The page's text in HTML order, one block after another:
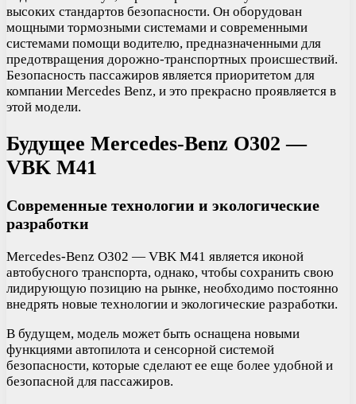
высоких стандартов безопасности. Он оборудован
мощными тормозными системами и современными
системами помощи водителю, предназначенными для
предотвращения дорожно-транспортных происшествий.
Безопасность пассажиров является приоритетом для
компании Mercedes Benz, и это прекрасно проявляется в
этой модели.
Будущее Mercedes-Benz O302 —
VBK M41
Современные технологии и экологические
разработки
Mercedes-Benz O302 — VBK M41 является иконой
автобусного транспорта, однако, чтобы сохранить свою
лидирующую позицию на рынке, необходимо постоянно
внедрять новые технологии и экологические разработки.
В будущем, модель может быть оснащена новыми
функциями автопилота и сенсорной системой
безопасности, которые сделают ее еще более удобной и
безопасной для пассажиров.